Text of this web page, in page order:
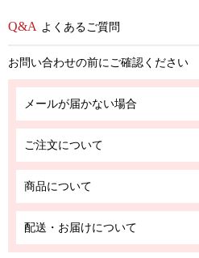
よくあるご質問
お問い合わせの前にご確認ください
メールが届かない場合
ご注文について
商品について
配送・お届けについて